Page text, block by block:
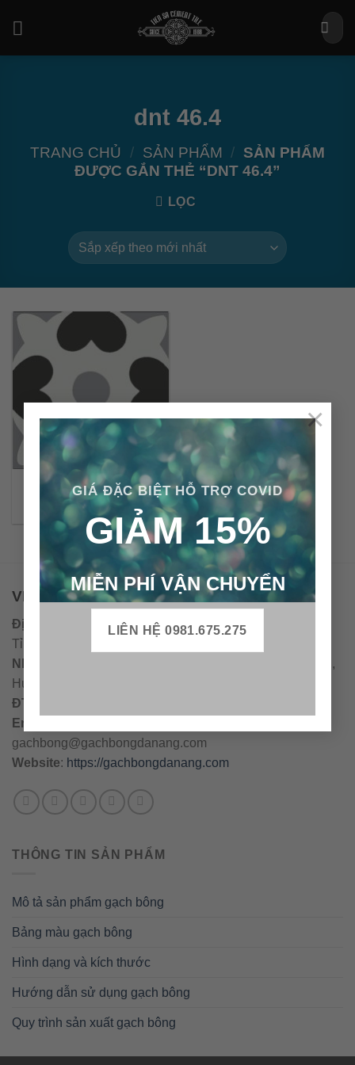
GIÁ ĐẶC BIỆT HỖ TRỢ COVID
GIẢM 15%
MIỄN PHÍ VẬN CHUYỂN
LIÊN HỆ 0981.675.275
×
Tìm
kiếm:
dnt 46.4
TRANG CHỦ / SẢN PHẨM / SẢN PHẨM
ĐƯỢC GẮN THẺ “DNT 46.4”
LỌC
Gạch bông cổ điển CTS
46.4
VPĐD - CTY TNHH GẠCH BÔNG VIỆT NAM
Địa chỉ:
CCN Quán Lát, Xã Đức Chánh, Huyện Mộ Đức,
Tỉnh Quảng Ngãi
Nhà máy miền trung:
L1 CCN Quán Lát, Xã Đức Chánh,
Huyện Mộ Đức, Tỉnh Quảng Ngãi, Việt Nam
ĐT
Email
gachbong@gachbongdanang.com
Website: https://gachbongdanang.com
THÔNG TIN SẢN PHẨM
Mô tả sản phẩm gạch bông
Bảng màu gạch bông
Hình dạng và kích thước
Hướng dẫn sử dụng gạch bông
Quy trình sản xuất gạch bông